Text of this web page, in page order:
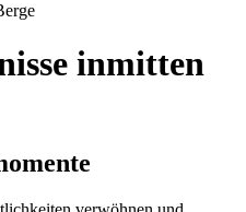
inmitten